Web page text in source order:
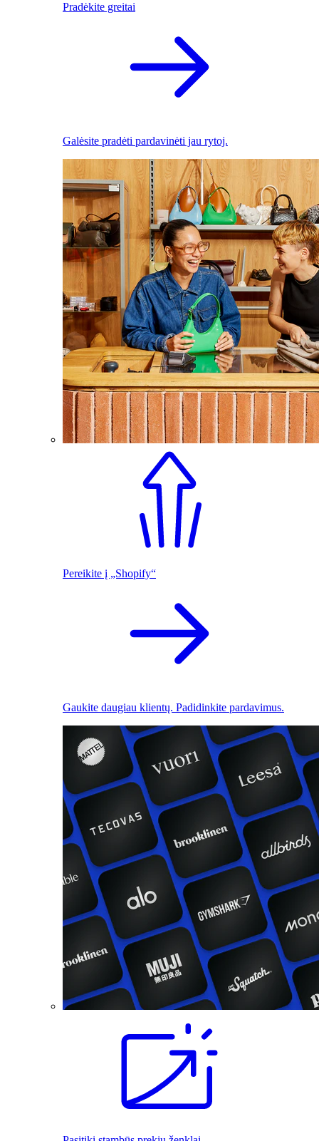
Pradėkite greitai
Galėsite pradėti pardavinėti jau rytoj.
Pereikite į „Shopify“
Gaukite daugiau klientų. Padidinkite pardavimus.